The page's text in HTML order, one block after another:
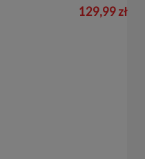
129,99 zł